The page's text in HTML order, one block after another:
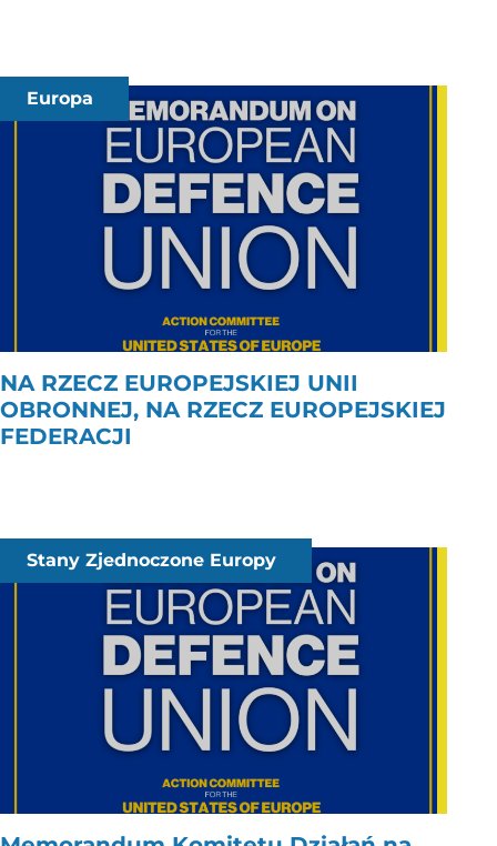
Europa
NA RZECZ EUROPEJSKIEJ UNII
OBRONNEJ, NA RZECZ EUROPEJSKIEJ
FEDERACJI
Stany Zjednoczone Europy